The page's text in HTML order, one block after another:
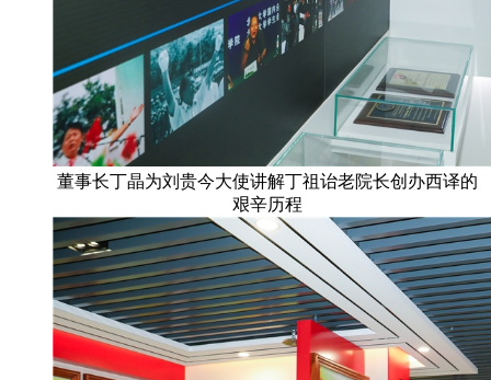
董事长丁晶为刘贵今大使讲解丁祖诒老院长创办西译的
艰辛历程